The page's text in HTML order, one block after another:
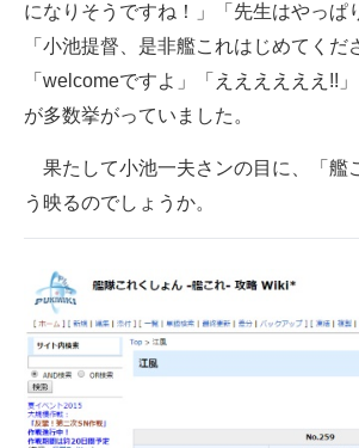
になりそうですね！」「先生はやっぱ
「小池提督、是非艦これはじめてくだ
「welcomeですよ」「ええええええ!!
が多数挙がっていました。
果たして小池一夫さンの目に、「艦
う映るのでしょうか。